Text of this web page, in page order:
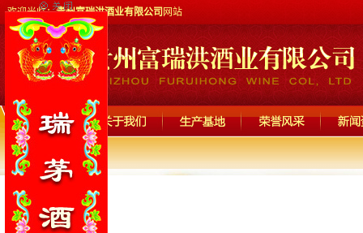
欢迎光临：贵州富瑞洪酒业有限公司 网站